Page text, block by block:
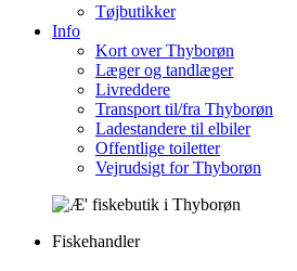
Tøjbutikker
Info
Kort over Thyborøn
Læger og tandlæger
Livreddere
Transport til/fra Thyborøn
Ladestandere til elbiler
Offentlige toiletter
Vejrudsigt for Thyborøn
CategoriesFiskehandler